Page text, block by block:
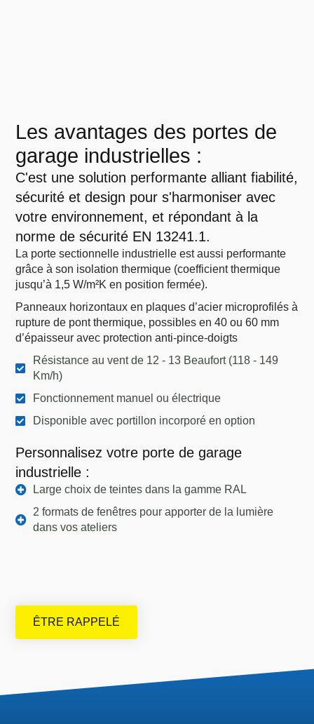
Les avantages des portes de
garage industrielles :
C'est une solution performante alliant fiabilité,
sécurité et design pour s'harmoniser avec
votre environnement, et répondant à la
norme de sécurité EN 13241.1.
La porte sectionnelle industrielle est aussi performante
grâce à son isolation thermique (coefficient thermique
jusqu’à 1,5W/m²K en position fermée).
Panneaux horizontaux en plaques d’acier microprofilés à
rupture de pont thermique, possibles en 40 ou 60 mm
d’épaisseur avec protection anti-pince-doigts
Résistance au vent de 12 - 13 Beaufort (118 - 149
Km/h)
Fonctionnement manuel ou électrique
Disponible avec portillon incorporé en option
Personnalisez votre porte de garage
industrielle :
Large choix de teintes dans la gamme RAL
2 formats de fenêtres pour apporter de la lumière
dans vos ateliers
ÊTRE RAPPELÉ